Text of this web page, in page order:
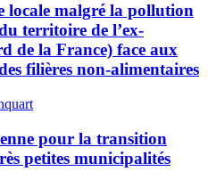
malgré la pollution
territoire de l’ex-
de la France) face aux
filières non-alimentaires
pour la transition
petites municipalités